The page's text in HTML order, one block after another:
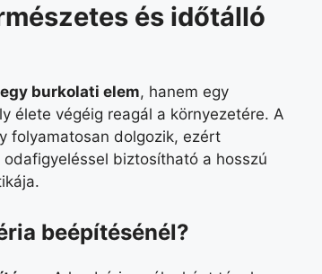
és időtálló
burkolati elem, hanem egy
élete végéig reagál a környezetére. A
folyamatosan dolgozik, ezért
biztosítható a hosszú
beépítésénél?